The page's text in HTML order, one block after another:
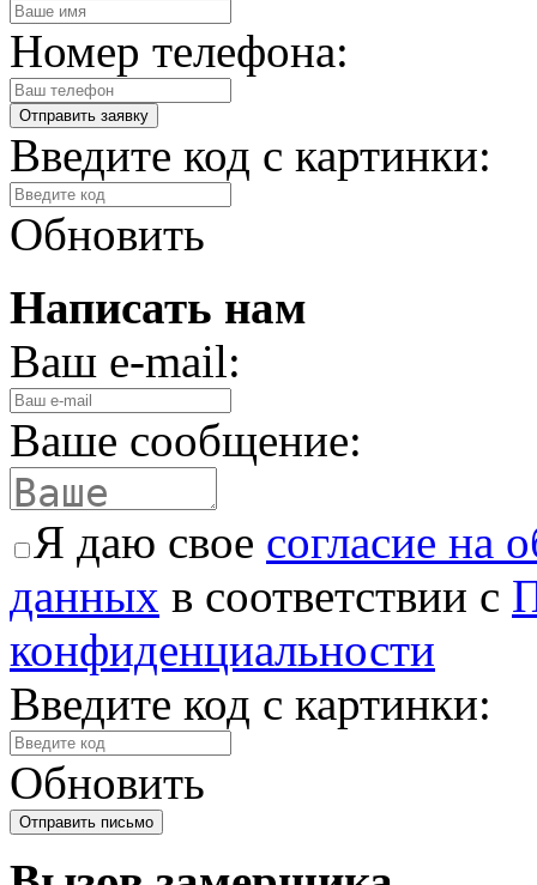
Номер телефона:
Введите код с картинки:
Обновить
Написать нам
Ваш e-mail:
Ваше сообщение:
Я даю свое согласие на
данных в соответствии с
конфиденциальности
Введите код с картинки:
Обновить